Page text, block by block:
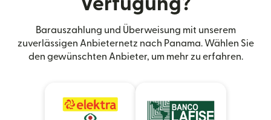
Verfügung?
Barauszahlung und Überweisung mit unserem
zuverlässigen Anbieternetz nach Panama. Wählen Sie
den gewünschten Anbieter, um mehr zu erfahren.